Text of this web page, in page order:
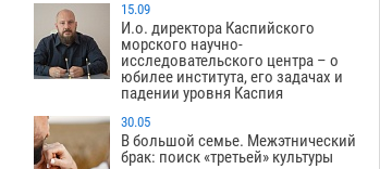
15.09
И.о. директора Каспийского
морского научно-
исследовательского центра – о
юбилее института, его задачах и
падении уровня Каспия
30.05
В большой семье. Межэтнический
брак: поиск «третьей» культуры